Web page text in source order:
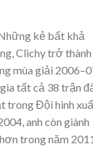
kẻ bất khả
Clichy trở thành
mùa giải
tất cả 38 trận
trong Đội hình
anh còn giành
trong năm